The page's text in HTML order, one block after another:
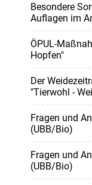
Besondere
Auflagen im
ÖPUL-
Hopfen"
Der
"Tierwohl -
Fragen und
(UBB/Bio)
Fragen und
(UBB/Bio)